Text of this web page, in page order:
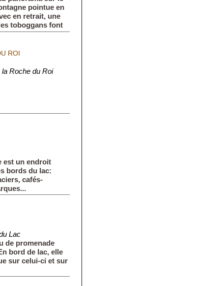
pointue en
en retrait, une
toboggans font
ROI
la Roche du Roi
est un endroit
bords du lac:
cafés-
Lac
de promenade
bord de lac, elle
sur celui-ci et sur